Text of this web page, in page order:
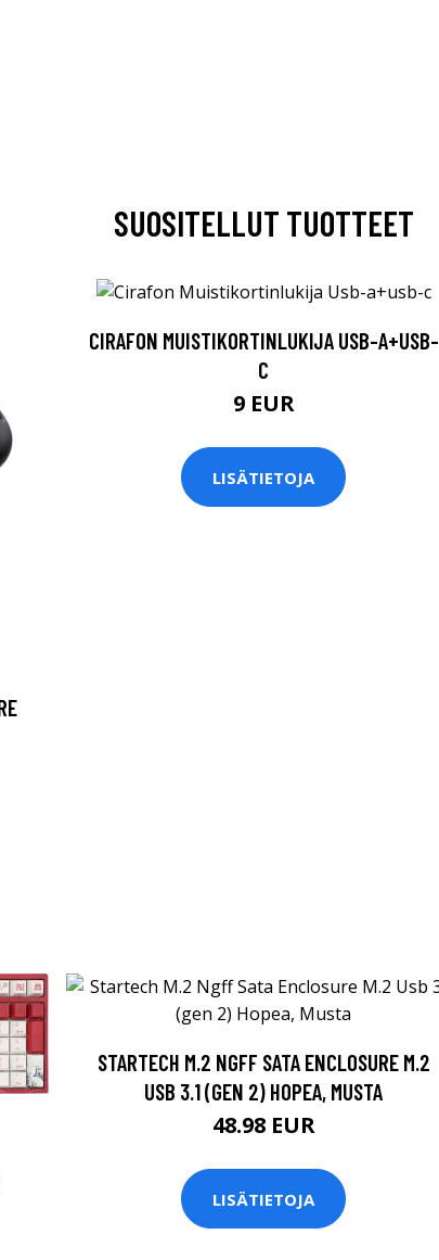
SUOSITELLUT TUOTTEET
CIRAFON MUISTIKORTINLUKIJA USB-A+USB-
C
9 EUR
LISÄTIETOJA
STARTECH M.2 NGFF SATA ENCLOSURE M.2
USB 3.1 (GEN 2) HOPEA, MUSTA
48.98 EUR
LISÄTIETOJA